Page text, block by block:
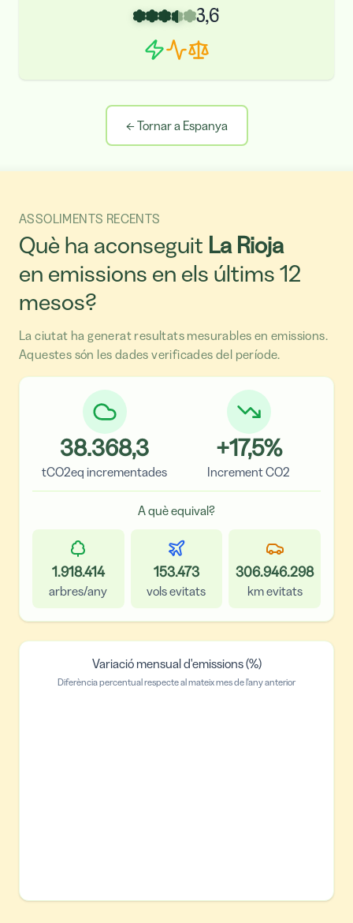
3,6
←Tornar a Espanya
ASSOLIMENTS RECENTS
Què ha aconseguit La Rioja
en emissions en els últims 12
mesos?
La ciutat ha generat resultats mesurables en emissions.
Aquestes són les dades verificades del període.
38.368,3
tCO2eq incrementades
+17,5%
Increment CO2
A què equival?
1.918.414
arbres/any
153.473
vols evitats
306.946.298
km evitats
Variació mensual d'emissions (%)
Diferència percentual respecte al mateix mes de l'any anterior